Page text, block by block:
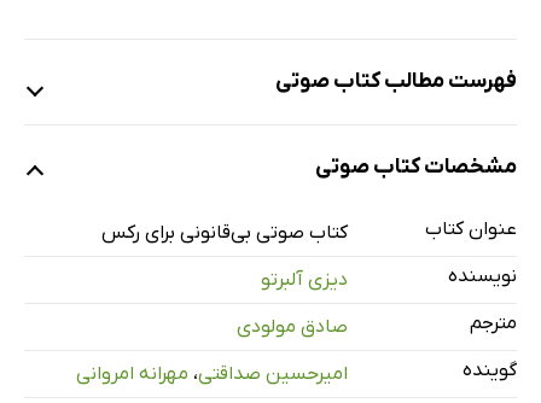
فهرست مطالب کتاب صوتی
نمونه
بی‌قانونی برای رکس
مشخصات کتاب صوتی
عنوان کتاب
کتاب صوتی بی‌قانونی برای رکس
نویسنده
دیزی آلبرتو
مترجم
صادق مولودی
گوینده
امیرحسین صداقتی، مهرانه امروانی